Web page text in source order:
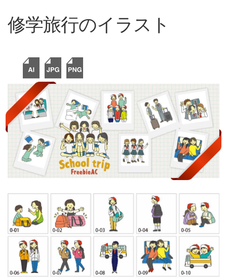
修学旅行のイラスト